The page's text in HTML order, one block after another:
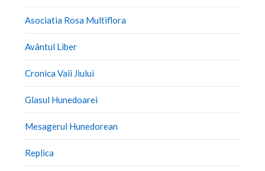
Asociatia Rosa Multiflora
Avântul Liber
Cronica Vaii Jiului
Glasul Hunedoarei
Mesagerul Hunedorean
Replica